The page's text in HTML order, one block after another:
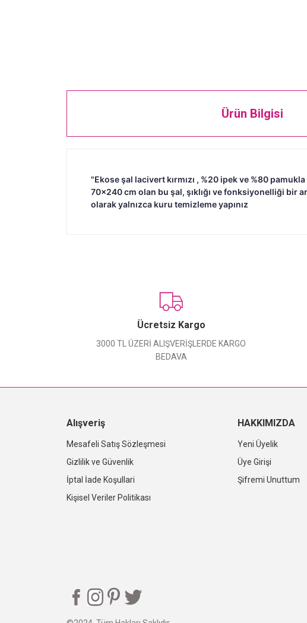
Ürün Bilgisi
"Ekose şal lacivert kırmızı , %20 ipek ve %80
70x240 cm olan bu şal, şıklığı ve fonksiyonelliği bir
olarak yalnızca kuru temizleme yapınız
Ücretsiz Kargo
3000 TL ÜZERİ ALIŞVERİŞLERDE KARGO
BEDAVA
Alışveriş
Mesafeli Satış Sözleşmesi
Gizlilik ve Güvenlik
İptal İade Koşullari
Kişisel Veriler Politikası
HAKKIMIZDA
Yeni Üyelik
Üye Girişi
Şifremi Unuttum